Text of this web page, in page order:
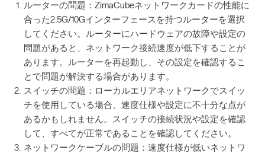
ルーターの問題：ZimaCubeネットワークカードの性能に
合った2.5G/10Gインターフェースを持つルーターを選択
してください。ルーターにハードウェアの故障や設定の
問題があると、ネットワーク接続速度が低下することが
あります。ルーターを再起動し、その設定を確認するこ
とで問題が解決する場合があります。
スイッチの問題：ローカルエリアネットワークでスイッ
チを使用している場合、速度仕様や設定に不十分な点が
あるかもしれません。スイッチの接続状況や設定を確認
して、すべてが正常であることを確認してください。
ネットワークケーブルの問題：速度仕様が低いネットワ